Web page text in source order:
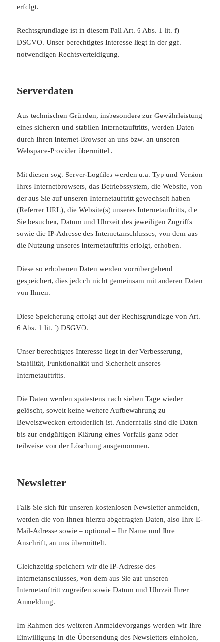
erfolgt.
Rechtsgrundlage ist in diesem Fall Art. 6 Abs. 1 lit. f)
DSGVO. Unser berechtigtes Interesse liegt in der ggf.
notwendigen Rechtsverteidigung.
Serverdaten
Aus technischen Gründen, insbesondere zur Gewährleistung
eines sicheren und stabilen Internetauftritts, werden Daten
durch Ihren Internet-Browser an uns bzw. an unseren
Webspace-Provider übermittelt.
Mit diesen sog. Server-Logfiles werden u.a. Typ und Version
Ihres Internetbrowsers, das Betriebssystem, die Website, von
der aus Sie auf unseren Internetauftritt gewechselt haben
(Referrer URL), die Website(s) unseres Internetauftritts, die
Sie besuchen, Datum und Uhrzeit des jeweiligen Zugriffs
sowie die IP-Adresse des Internetanschlusses, von dem aus
die Nutzung unseres Internetauftritts erfolgt, erhoben.
Diese so erhobenen Daten werden vorrübergehend
gespeichert, dies jedoch nicht gemeinsam mit anderen Daten
von Ihnen.
Diese Speicherung erfolgt auf der Rechtsgrundlage von Art.
6 Abs. 1 lit. f) DSGVO.
Unser berechtigtes Interesse liegt in der Verbesserung,
Stabilität, Funktionalität und Sicherheit unseres
Internetauftritts.
Die Daten werden spätestens nach sieben Tage wieder
gelöscht, soweit keine weitere Aufbewahrung zu
Beweiszwecken erforderlich ist. Andernfalls sind die Daten
bis zur endgültigen Klärung eines Vorfalls ganz oder
teilweise von der Löschung ausgenommen.
Newsletter
Falls Sie sich für unseren kostenlosen Newsletter anmelden,
werden die von Ihnen hierzu abgefragten Daten, also Ihre E-
Mail-Adresse sowie – optional – Ihr Name und Ihre
Anschrift, an uns übermittelt.
Gleichzeitig speichern wir die IP-Adresse des
Internetanschlusses, von dem aus Sie auf unseren
Internetauftritt zugreifen sowie Datum und Uhrzeit Ihrer
Anmeldung.
Im Rahmen des weiteren Anmeldevorgangs werden wir Ihre
Einwilligung in die Übersendung des Newsletters einholen,